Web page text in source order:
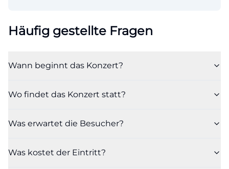
Häufig gestellte Fragen
Wann beginnt das Konzert?
Wo findet das Konzert statt?
Was erwartet die Besucher?
Was kostet der Eintritt?